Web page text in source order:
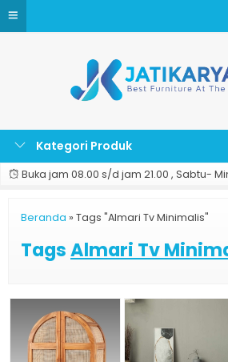
Kategori Produk
Buka jam 08.00 s/d jam 21.00 , Sabtu-
Beranda » Tags "Almari Tv Minimalis"
TagsAlmari Tv